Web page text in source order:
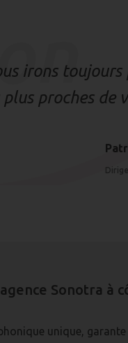
irons
proches de
Sonotra à
unique,